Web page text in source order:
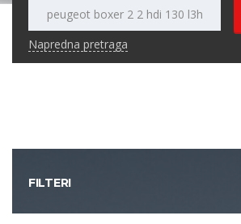
Napredna pretraga
FILTERI